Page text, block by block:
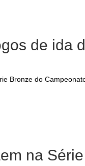
de ida
Bronze do
na